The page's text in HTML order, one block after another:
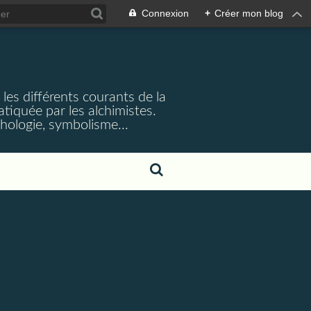
Connexion + Créer mon blog
différents courants de la
par les alchimistes.
symbolisme...